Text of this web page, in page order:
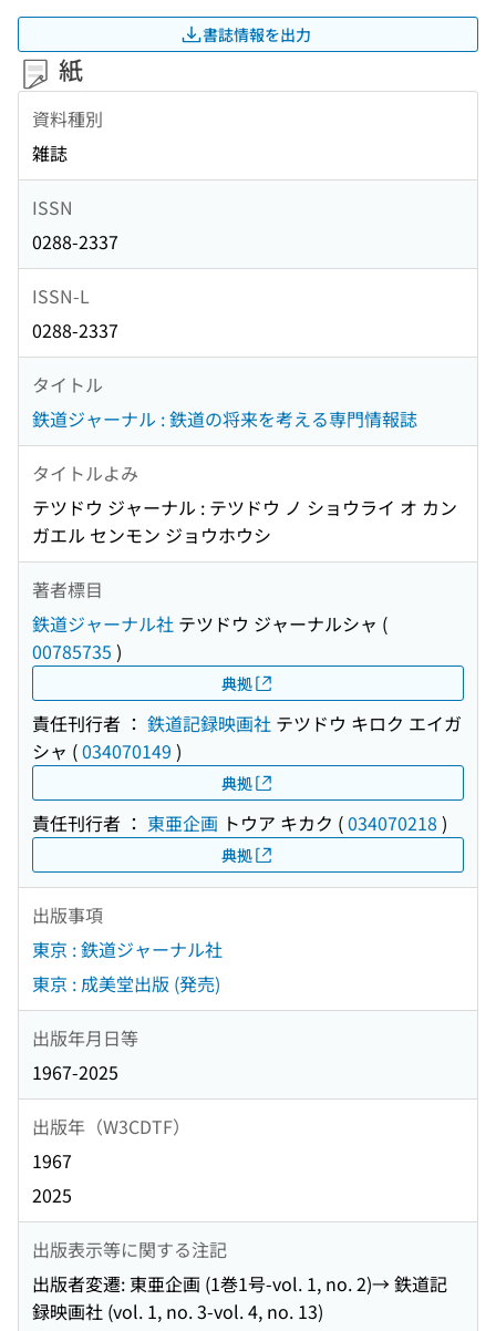
書誌情報を出力
紙
資料種別
雑誌
ISSN
0288-2337
ISSN-L
0288-2337
タイトル
鉄道ジャーナル : 鉄道の将来を考える専門情報誌
タイトルよみ
テツドウ ジャーナル : テツドウ ノ ショウライ オ カン
ガエル センモン ジョウホウシ
著者標目
鉄道ジャーナル社 テツドウ ジャーナルシャ (
00785735 )
典拠
責任刊行者 ： 鉄道記録映画社 テツドウ キロク エイガ
シャ (034070149 )
典拠
責任刊行者 ： 東亜企画 トウア キカク (034070218 )
典拠
出版事項
東京 : 鉄道ジャーナル社
東京 : 成美堂出版 (発売)
出版年月日等
1967-2025
出版年（W3CDTF）
1967
2025
出版表示等に関する注記
出版者変遷: 東亜企画 (1巻1号-vol. 1, no. 2)→ 鉄道記
録映画社 (vol. 1, no. 3-vol. 4, no. 13)